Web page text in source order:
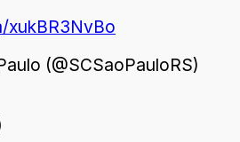
xukBR3NvBo
(@SCSaoPauloRS)